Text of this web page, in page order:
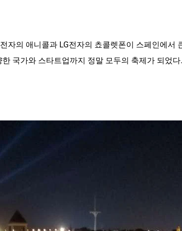
자의 애니콜과 LG전자의 쵸콜렛폰이 스페인에
국가와 스타트업까지 정말 모두의 축제가 되었다.